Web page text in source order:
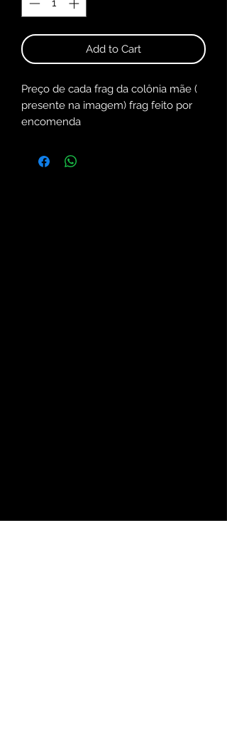
Add to Cart
Preço de cada frag da colônia mãe (
presente na imagem) frag feito por
encomenda